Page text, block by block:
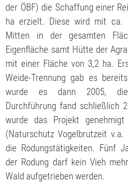
der ÖBF) die Schaffung einer
ha erzielt. Diese wird mit ca.
Mitten in der gesamten
Eigenfläche samt Hütte der
mit einer Fläche von 3,2 ha.
Weide-Trennung gab es
wurde es dann 2005, die
Durchführung fand schließlich
wurde das Projekt
(Naturschutz Vogelbrutzeit v.a.
die Rodungstätigkeiten. Fünf
der Rodung darf kein Vieh
Wald aufgetrieben werden.